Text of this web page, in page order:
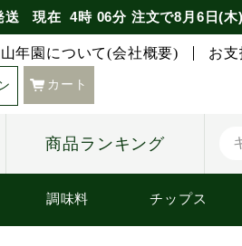
送 現在 4時 06分注文で8月6日(木
山年園について(会社概要) お
カート
商品ランキング
調味料 チップス